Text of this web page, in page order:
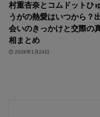
村重杏奈とコムドットひ
うがの熱愛はいつから？
会いのきっかけと交際の
相まとめ
2026年1月24日